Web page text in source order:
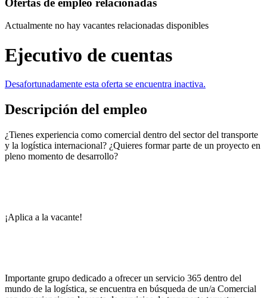
Actualmente no hay vacantes relacionadas disponibles
Ejecutivo de cuentas
Desafortunadamente esta oferta se encuentra inactiva.
Descripción del empleo
¿Tienes experiencia como comercial dentro del sector del transporte
y la logística internacional? ¿Quieres formar parte de un proyecto en
pleno momento de desarrollo?
¡Aplica a la vacante!
Importante grupo dedicado a ofrecer un servicio 365 dentro del
mundo de la logística, se encuentra en búsqueda de un/a Comercial